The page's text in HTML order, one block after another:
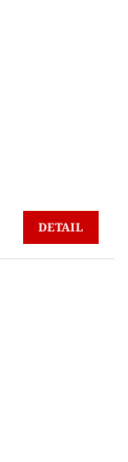
DETAIL